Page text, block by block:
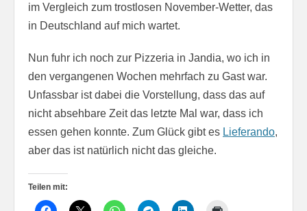
im Vergleich zum trostlosen November-Wetter, das
in Deutschland auf mich wartet.
Nun fuhr ich noch zur Pizzeria in Jandia, wo ich in
den vergangenen Wochen mehrfach zu Gast war.
Unfassbar ist dabei die Vorstellung, dass das auf
nicht absehbare Zeit das letzte Mal war, dass ich
essen gehen konnte. Zum Glück gibt es Lieferando,
aber das ist natürlich nicht das gleiche.
Teilen mit: